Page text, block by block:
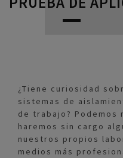
¿Tiene curiosidad
sistemas de
de trabajo? Podemos
haremos sin cargo
nuestros propios
medios más